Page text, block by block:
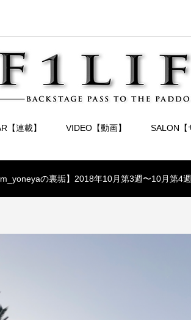
【連載】 VIDEO【動画】 SALON【
の裏垢】2018年10月第3週〜10月第4